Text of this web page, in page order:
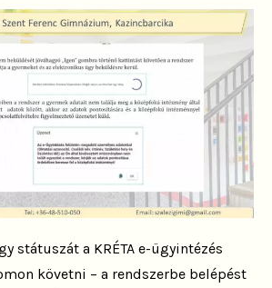
státuszát a KRÉTA e-ügyintézés
követni – a rendszerbe belépést